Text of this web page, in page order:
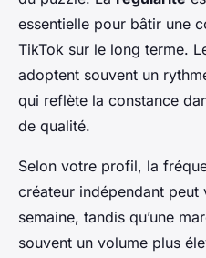
essentielle pour bâtir une
TikTok sur le long terme.
adoptent souvent un
qui reflète la constance
de qualité.
Selon votre profil, la
créateur indépendant
semaine, tandis qu’une
souvent un volume plus